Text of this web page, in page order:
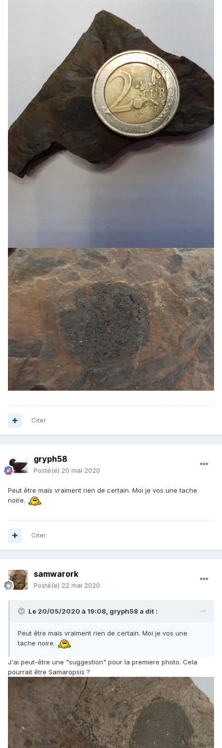
Citer
gryph58
Posté(e) 20 mai 2020
Peut être mais vraiment rien de certain. Moi je vos une tache
noire.
Citer
samwarork
Posté(e) 22 mai 2020
Le 20/05/2020 à 19:08, gryph58 a dit :
Peut être mais vraiment rien de certain. Moi je vos une
tache noire.
J'ai peut-être une "suggestion" pour la premiere photo. Cela
pourrait être Samaropsis ?